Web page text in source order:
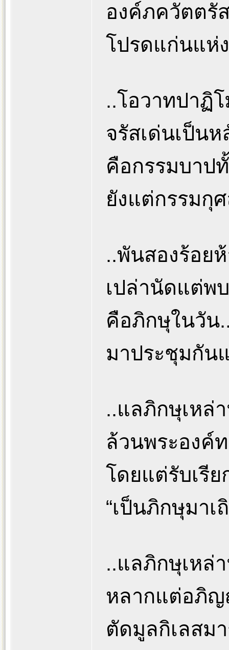
องค์ภควัตตรั
โปรดแก่นแห่
..โอวาทปาฏิ
จรัสเด่นเป็น
คือกรรมบาป
ยังแต่กรรมกุ
..พันสองร้อย
เปล่านัดแต่พ
คือภิกษุในวัน
มาประชุมกัน
..แลภิกษุเหล่
ล้วนพระองค์
โดยแต่รับเรี
“เป็นภิกษุมาเ
..แลภิกษุเหล่
หลากแต่อภิ
ตัดมูลกิเลสม